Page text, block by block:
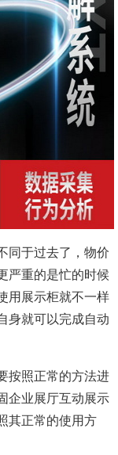
同于过去了，物价
严重的是忙的时候
用展示柜就不一样
身就可以完成自动
按照正常的方法进
企业展厅互动展示
其正常的使用方